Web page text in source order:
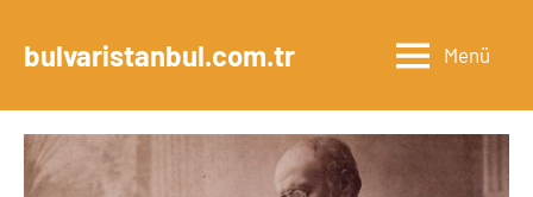
geçbulvaristanbul.com.tr Menü